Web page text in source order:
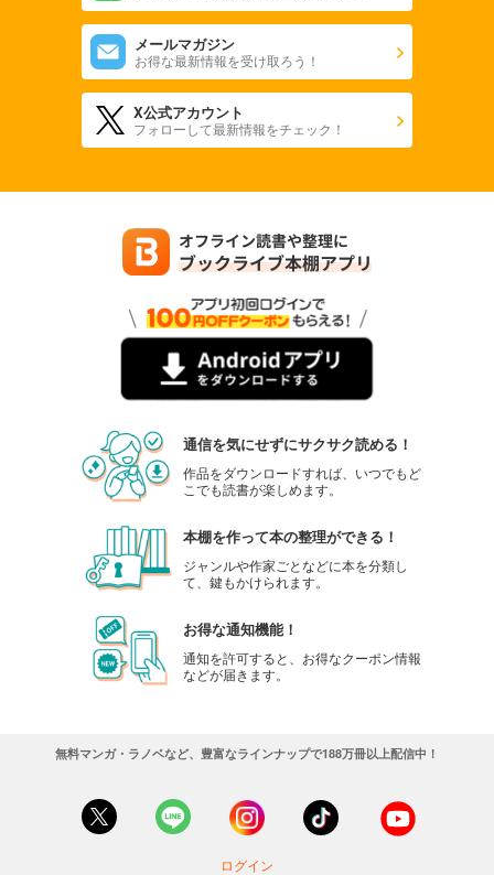
メールマガジン
お得な最新情報を受け取ろう！
X公式アカウント
フォローして最新情報をチェック！
通信を気にせずにサクサク読める！
作品をダウンロードすれば、いつでもど
こでも読書が楽しめます。
本棚を作って本の整理ができる！
ジャンルや作家ごとなどに本を分類し
て、鍵もかけられます。
お得な通知機能！
通知を許可すると、お得なクーポン情報
などが届きます。
無料マンガ・ラノベなど、豊富なラインナップで188万冊以上配信中！
ログイン